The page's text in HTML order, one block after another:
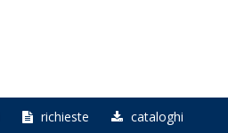
richieste cataloghi